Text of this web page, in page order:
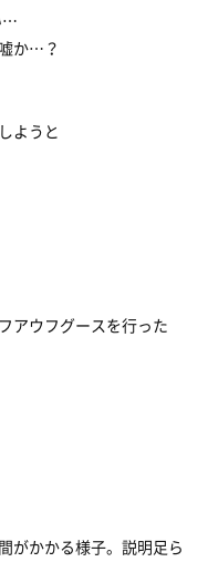
…
か…？
ようと
アウフグースを行った
がかかる様子。説明足ら